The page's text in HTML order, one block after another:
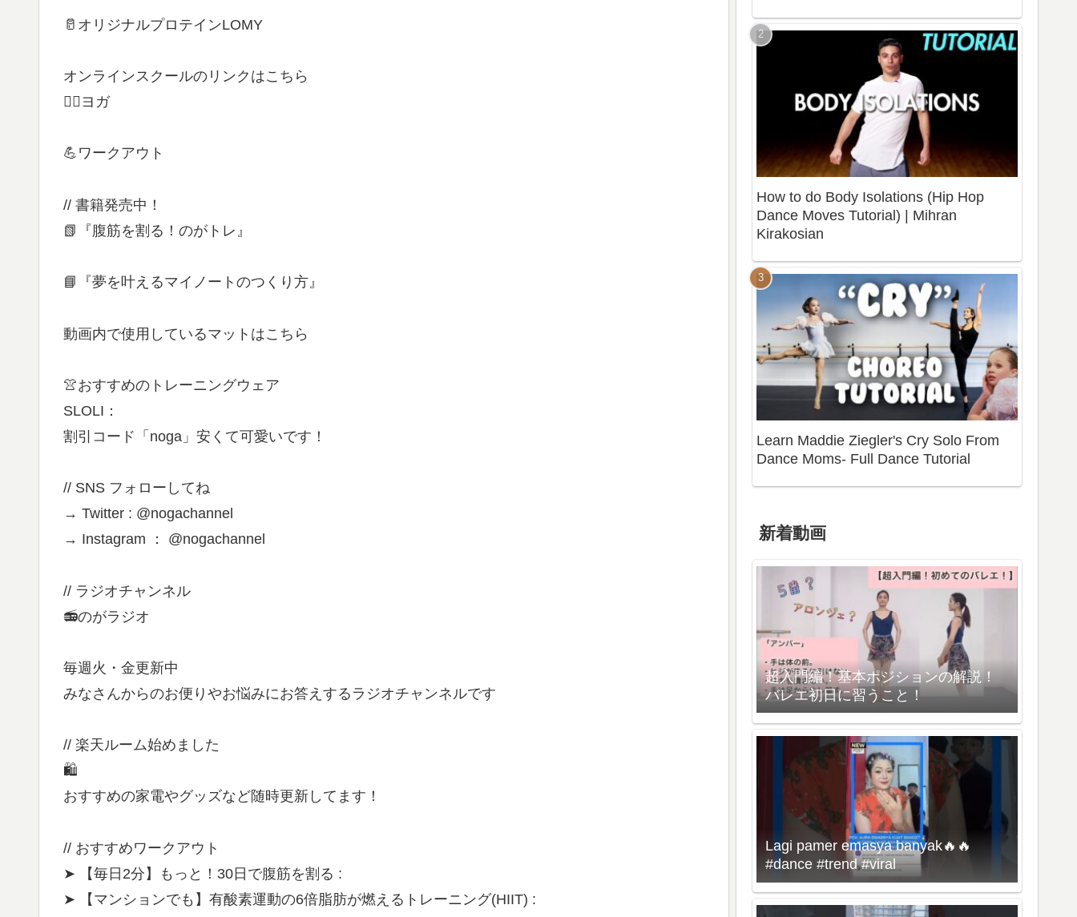
🥛オリジナルプロテインLOMY
オンラインスクールのリンクはこちら
🧘‍♀️ヨガ
💪ワークアウト
// 書籍発売中！
📗『腹筋を割る！のがトレ』
📘『夢を叶えるマイノートのつくり方』
動画内で使用しているマットはこちら
👚おすすめのトレーニングウェア
SLOLI：
割引コード「noga」安くて可愛いです！
// SNS フォローしてね
→ Twitter : @nogachannel
→ Instagram ： @nogachannel
// ラジオチャンネル
📻のがラジオ
毎週火・金更新中
みなさんからのお便りやお悩みにお答えするラジオチャンネルです
// 楽天ルーム始めました
🛍
おすすめの家電やグッズなど随時更新してます！
// おすすめワークアウト
➤ 【毎日2分】もっと！30日で腹筋を割る :
➤ 【マンションでも】有酸素運動の6倍脂肪が燃えるトレーニング(HIIT) :
How to do Body Isolations (Hip Hop
Dance Moves Tutorial) | Mihran
Kirakosian
Learn Maddie Ziegler's Cry Solo From
Dance Moms- Full Dance Tutorial
新着動画
超入門編！基本ポジションの解説！
バレエ初日に習うこと！
Lagi pamer emasya banyak🔥🔥
#dance #trend #viral